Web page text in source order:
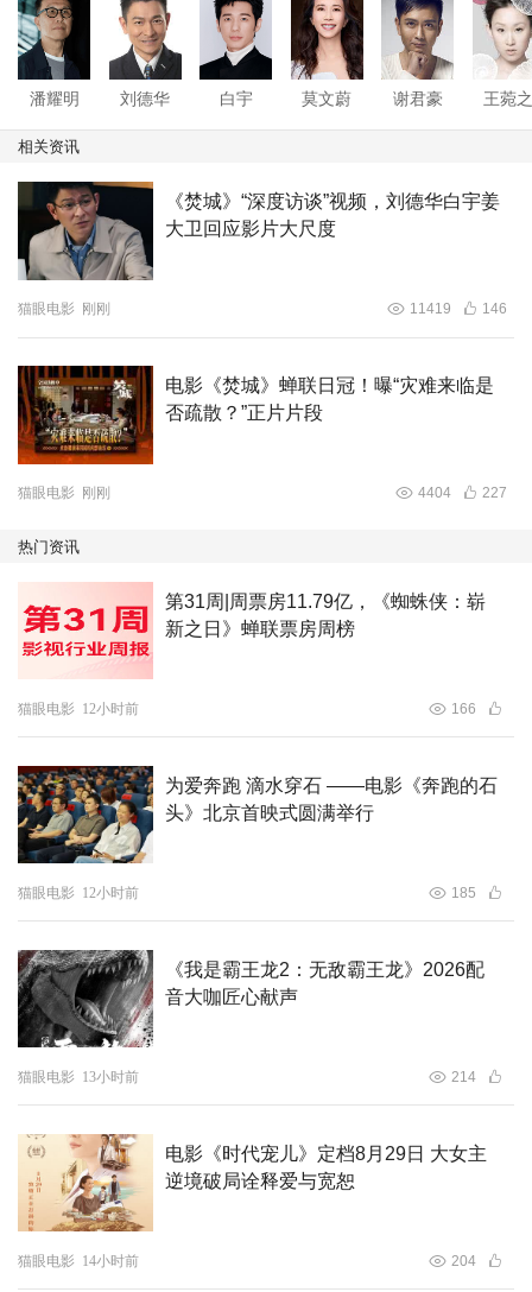
不仅是一部商业灾难大片，更让人警醒，灾难看似遥远，但
其实和每个人息息相关，正如张艺谋导演所说“这是对于所
有人都很重要的问题”。郭帆导演也坦言，如何呈现“灾难离
我们非常近”是最难的部分，而看完电影《焚城》后“会有想
象、会有警觉”，这也正是影片带来的现实意义。
灾难大片《焚城》由李捷、江志强、傅若清、程笳淇、陈春
蔚 领衔主演，谢君豪、王菀之、王丹妮、廖子妤、林保怡、
王敏德、周文健、郑则士、黄德斌、何启华、魏浚笙、梁仲
恒、林家熙、黄恺杰主演，吴彦姝、童瑶、姜大卫、许恩
怡、区嘉雯、郭伟亮、张达明、白耀灿、张达伦、张松枝友
情演出，将于11月1日全国上映，正在火热预售中。
潘耀明 刘德华 白宇 莫文蔚 谢君豪 王菀
相关资讯
《焚城》“深度访谈”视频，刘德华白宇姜
大卫回应影片大尺度
猫眼电影 刚刚 11419 146
电影《焚城》蝉联日冠！曝“灾难来临是
否疏散？”正片片段
猫眼电影 刚刚 4404 227
热门资讯
第31周|周票房11.79亿，《蜘蛛侠：崭
新之日》蝉联票房周榜
猫眼电影 12小时前 166
为爱奔跑 滴水穿石 ——电影《奔跑的石
头》北京首映式圆满举行
猫眼电影 12小时前 185
《我是霸王龙2：无敌霸王龙》2026配
音大咖匠心献声
猫眼电影 13小时前 214
电影《时代宠儿》定档8月29日 大女主
逆境破局诠释爱与宽恕
猫眼电影 14小时前 204